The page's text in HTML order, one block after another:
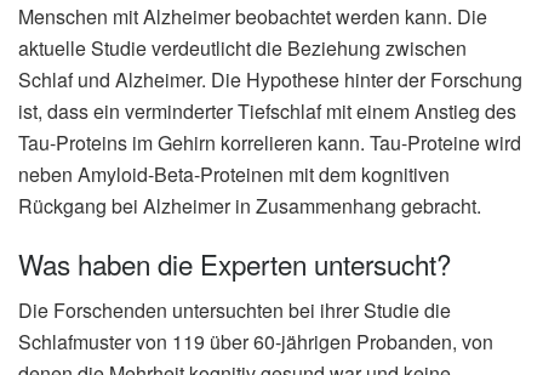
Menschen mit Alzheimer beobachtet werden kann. Die
aktuelle Studie verdeutlicht die Beziehung zwischen
Schlaf und Alzheimer. Die Hypothese hinter der Forschung
ist, dass ein verminderter Tiefschlaf mit einem Anstieg des
Tau-Proteins im Gehirn korrelieren kann. Tau-Proteine wird
neben Amyloid-Beta-Proteinen mit dem kognitiven
Rückgang bei Alzheimer in Zusammenhang gebracht.
Was haben die Experten untersucht?
Die Forschenden untersuchten bei ihrer Studie die
Schlafmuster von 119 über 60-jährigen Probanden, von